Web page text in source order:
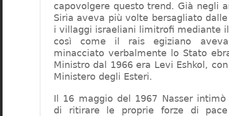
capovolgere questo trend. Già negli
Siria aveva più volte bersagliato
i villaggi israeliani limitrofi mediante
così come il rais egiziano
minacciato verbalmente lo Stato
Ministro dal 1966 era Levi Eshkol,
Ministero degli Esteri.
Il 16 maggio del 1967 Nasser intimò
di ritirare le proprie forze di